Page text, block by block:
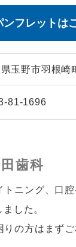
ンフレットは
県玉野市羽根崎
81-1696
歯科
トニング、口
した。
の方はまずご